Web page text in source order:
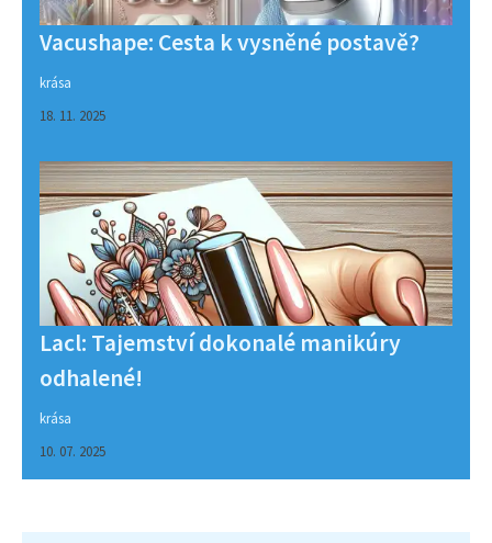
Vacushape: Cesta k vysněné postavě?
krása
18. 11. 2025
Lacl: Tajemství dokonalé manikúry
odhalené!
krása
10. 07. 2025